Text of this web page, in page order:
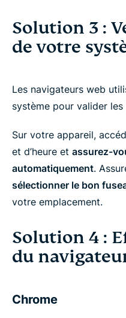
Solution 3 :
de votre
Les navigateurs web
système pour valider
Sur votre appareil,
et d’heure et assurez-
automatiquement.
sélectionner le bon
votre emplacement.
Solution 4 :
du
Chrome